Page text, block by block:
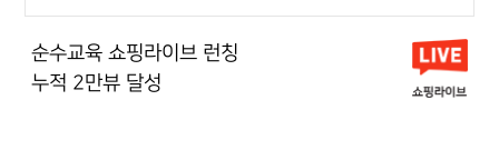
순수교육 쇼핑라이브 런칭
누적 2만뷰 달성